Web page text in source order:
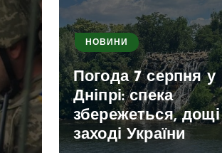
НОВИНИ
Погода 7 серпня у
Дніпрі: спека
збережеться,
заході України